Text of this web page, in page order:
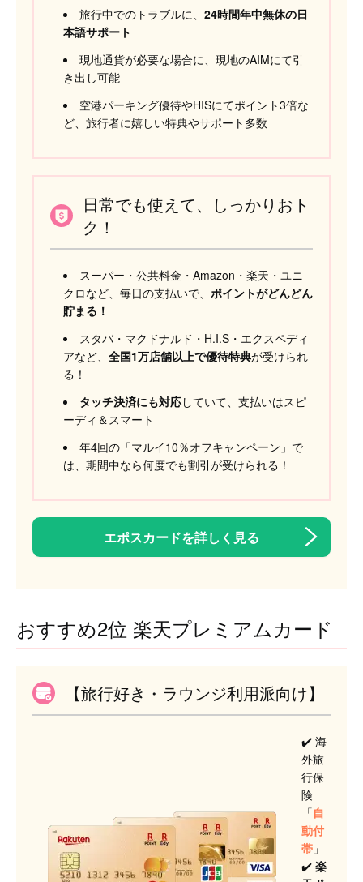
旅行中でのトラブルに、 24時間年中無休の日
本語サポート
現地通貨が必要な場合に、現地のAIMにて引
き出し可能
空港パーキング優待やHISにてポイント3倍な
ど、旅行者に嬉しい特典やサポート多数
日常でも使えて、しっかりおト
ク！
スーパー・公共料金・Amazon・楽天・ユニ
クロなど、毎日の支払いで、 ポイントがどんどん
貯まる！
スタバ・マクドナルド・H.I.S・エクスペディ
アなど、 全国1万店舗以上で優待特典が受けられ
る！
タッチ決済にも対応していて、支払いはスピ
ーディ＆スマート
年4回の「マルイ10％オフキャンペーン」で
は、期間中なら何度でも割引が受けられる！
エポスカードを詳しく見る
おすすめ2位 楽天プレミアムカード
【旅行好き・ラウンジ利用派向け】
✔️ 海
外旅
行保
険
「自
動付
帯 」
✔️ 楽